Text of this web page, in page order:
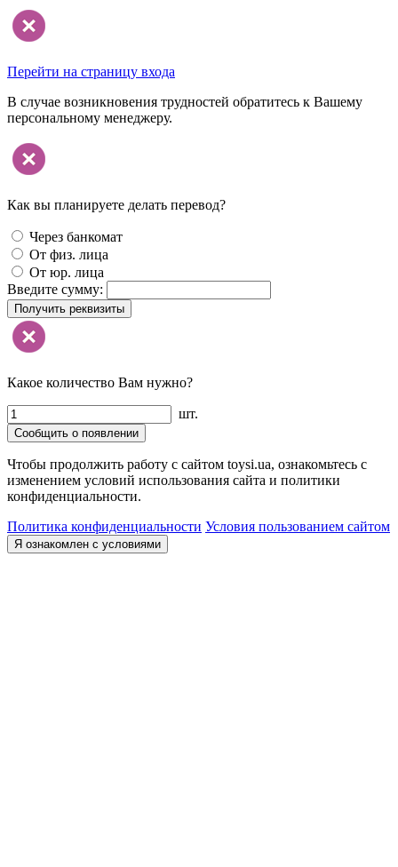
Перейти на страницу входа
В случае возникновения трудностей обратитесь к Вашему
персональному менеджеру.
Как вы планируете делать перевод?
Через банкомат
От физ. лица
От юр. лица
Введите сумму:
Получить реквизиты
Какое количество Вам нужно?
шт.
Сообщить о появлении
Чтобы продолжить работу с сайтом toysi.ua, ознакомьтесь с
изменением условий использования сайта и политики
конфиденциальности.
Политика конфиденциальности Условия пользованием сайтом
Я ознакомлен с условиями